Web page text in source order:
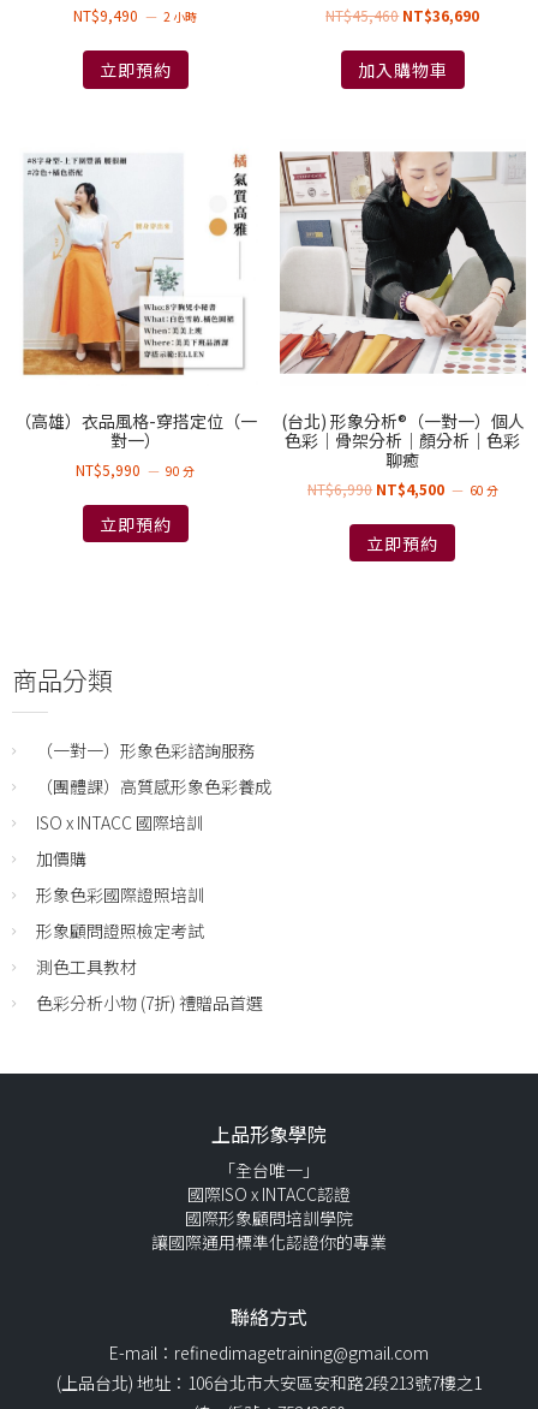
NT$9,490 2 小時
立即預約
NT$45,460 NT$36,690
加入購物車
（高雄）衣品風格-穿搭定位（一
對一）
NT$5,990 90 分
立即預約
(台北) 形象分析®（一對一）個人
色彩｜骨架分析｜顏分析｜色彩
聊癒
NT$6,990 NT$4,500 60 分
立即預約
商品分類
（一對一）形象色彩諮詢服務
（團體課）高質感形象色彩養成
ISO x INTACC 國際培訓
加價購
形象色彩國際證照培訓
形象顧問證照檢定考試
測色工具教材
色彩分析小物 (7折) 禮贈品首選
上品形象學院
「全台唯一」
國際ISO x INTACC認證
國際形象顧問培訓學院
讓國際通用標準化認證你的專業
聯絡方式
E-mail：refinedimagetraining@gmail.com
(上品台北) 地址：106台北市大安區安和路2段213號7樓之1